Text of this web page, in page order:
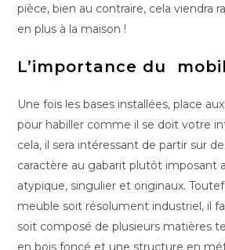
pièce, bien au contraire, cela viendra
en plus à la maison !
L’importance du
Une fois les bases installées, place aux
pour habiller comme il se doit votre
cela, il sera intéressant de partir sur
caractère au gabarit plutôt imposant
atypique, singulier et originaux.
meuble soit résolument industriel, il
soit composé de plusieurs matières
en bois foncé et une structure en